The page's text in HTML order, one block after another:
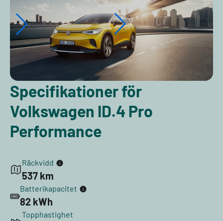
Specifikationer för
Volkswagen ID.4 Pro
Performance
Räckvidd
537 km
Batterikapacitet
82 kWh
Topphastighet